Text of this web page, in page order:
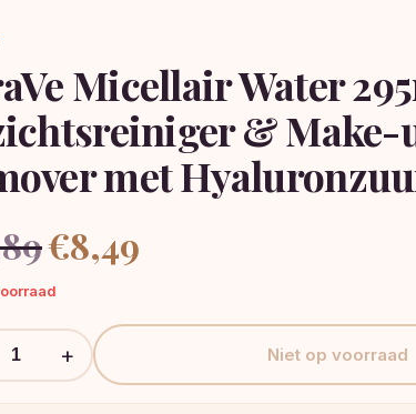
Micellair Water
& Make-
met
Oorspronkelijke
prijs
was:
€8,49
+ Niet op voorraad